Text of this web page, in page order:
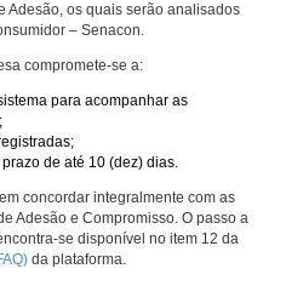
Adesão, os quais serão analisados
– Senacon.
compromete-se a:
para acompanhar as
de até 10 (dez) dias.
concordar integralmente com as
Adesão e Compromisso. O passo a
se disponível no item 12 da
da plataforma.